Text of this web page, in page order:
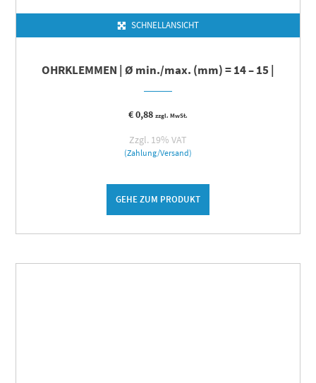
SCHNELLANSICHT
OHRKLEMMEN | Ø min./max. (mm) = 14 – 15 |
€0,88 zzgl. MwSt.
Zzgl. 19% VAT
(Zahlung/Versand)
GEHE ZUM PRODUKT